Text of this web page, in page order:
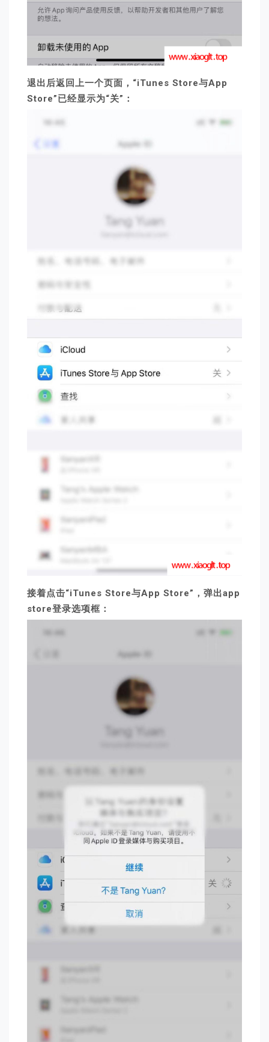
退出后返回上一个页面，“iTunes Store与App
Store”已经显示为“关”：
接着点击“iTunes Store与App Store”，弹出app
store登录选项框：